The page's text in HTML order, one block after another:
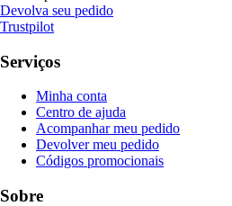
Devolva seu pedido
Trustpilot
Serviços
Minha conta
Centro de ajuda
Acompanhar meu pedido
Devolver meu pedido
Códigos promocionais
Sobre